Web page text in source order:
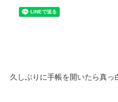
久しぶりに手帳を開いたら真っ